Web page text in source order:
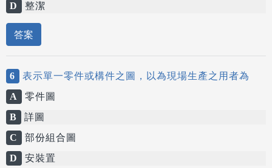
D
整潔
答案
6
表示單一零件或構件之圖，以為現場生產之用者為
A
零件圖
B
詳圖
C
部份組合圖
D
安裝置